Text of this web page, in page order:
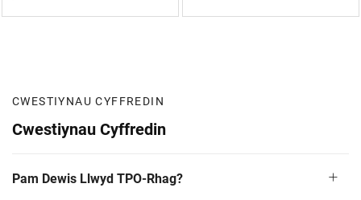
CWESTIYNAU CYFFREDIN
Cwestiynau Cyffredin
Pam Dewis Llwyd TPO-Rhag?